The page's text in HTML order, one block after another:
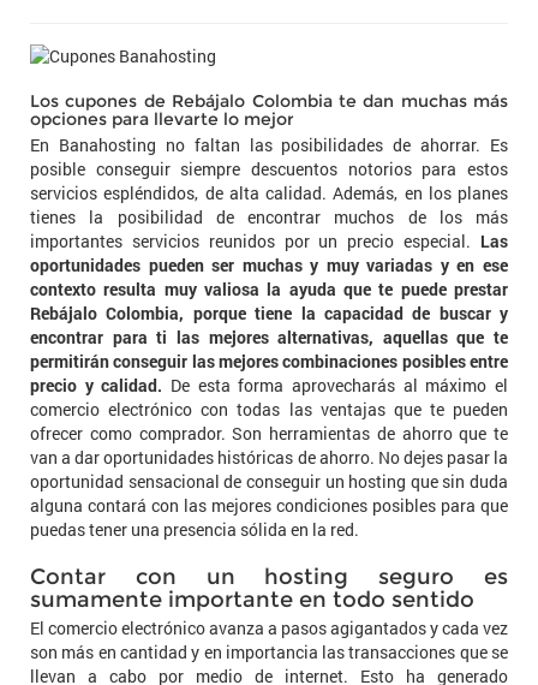
Los cupones de Rebájalo Colombia te dan muchas más
opciones para llevarte lo mejor
En Banahosting no faltan las posibilidades de ahorrar. Es
posible conseguir siempre descuentos notorios para estos
servicios espléndidos, de alta calidad. Además, en los planes
tienes la posibilidad de encontrar muchos de los más
importantes servicios reunidos por un precio especial. Las
oportunidades pueden ser muchas y muy variadas y en ese
contexto resulta muy valiosa la ayuda que te puede prestar
Rebájalo Colombia, porque tiene la capacidad de buscar y
encontrar para ti las mejores alternativas, aquellas que te
permitirán conseguir las mejores combinaciones posibles entre
precio y calidad. De esta forma aprovecharás al máximo el
comercio electrónico con todas las ventajas que te pueden
ofrecer como comprador. Son herramientas de ahorro que te
van a dar oportunidades históricas de ahorro. No dejes pasar la
oportunidad sensacional de conseguir un hosting que sin duda
alguna contará con las mejores condiciones posibles para que
puedas tener una presencia sólida en la red.
Contar con un hosting seguro es
sumamente importante en todo sentido
El comercio electrónico avanza a pasos agigantados y cada vez
son más en cantidad y en importancia las transacciones que se
llevan a cabo por medio de internet. Esto ha generado